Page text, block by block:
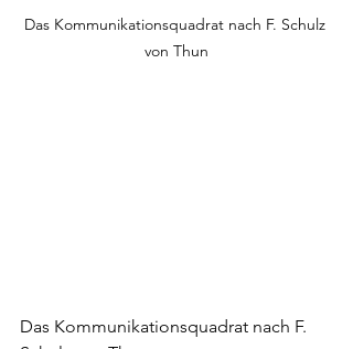
Das Kommunikationsquadrat nach F. Schulz
von Thun
Das Kommunikationsquadrat nach F.